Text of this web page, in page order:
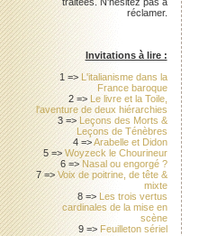
réclamer.
Invitations à lire :
1 => L'italianisme dans la
France baroque
2 => Le livre et la Toile,
l'aventure de deux hiérarchies
3 => Leçons des Morts &
Leçons de Ténèbres
4 =>Arabelle et Didon
5 =>Woyzeck le Chourineur
6 => Nasal ou engorgé ?
7 =>Voix de poitrine, de tête &
mixte
8 => Les trois vertus
cardinales de la mise en
scène
9 => Feuilleton sériel